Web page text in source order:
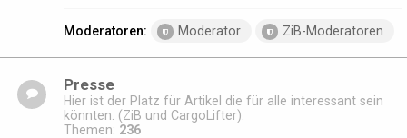
Moderatoren: Moderator ZiB-Moderatoren
Presse
Hier ist der Platz für Artikel die für alle interessant sein
könnten. (ZiB und CargoLifter).
Themen: 236